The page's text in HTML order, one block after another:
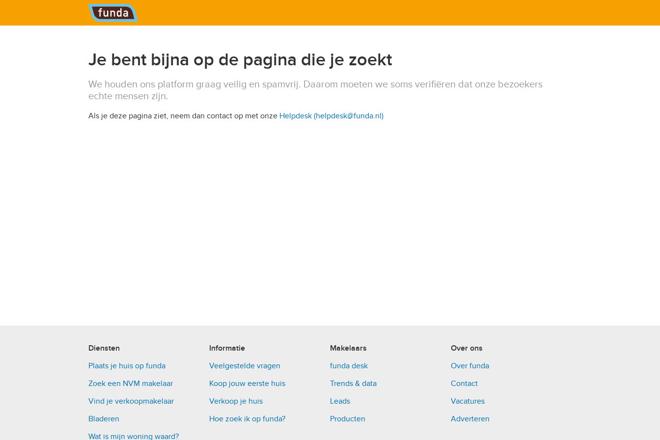
Hoofdmenu
Je bent bijna op de pagina die je zoekt
We houden ons platform graag veilig en spamvrij. Daarom moeten we soms verifiëren dat onze bezoekers
echte mensen zijn.
Als je deze pagina ziet, neem dan contact op met onze Helpdesk (helpdesk@funda.nl)
Diensten
Plaats je huis op funda
Zoek een NVM makelaar
Vind je verkoopmakelaar
Bladeren
Wat is mijn woning waard?
Informatie
Veelgestelde vragen
Koop jouw eerste huis
Verkoop je huis
Hoe zoek ik op funda?
Makelaars
funda desk
Trends & data
Leads
Producten
Over ons
Over funda
Contact
Vacatures
Adverteren